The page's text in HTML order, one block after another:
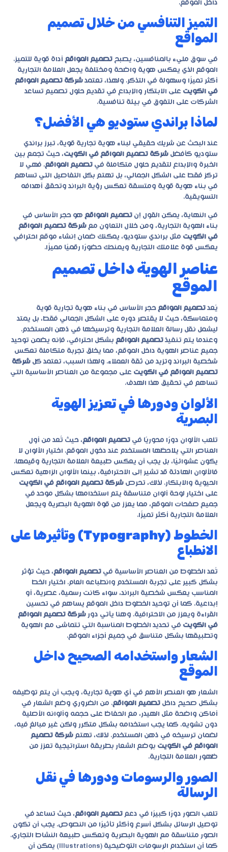
داخل الموقع.
التميز التنافسي من خلال تصميم
المواقع
في سوق مليء بالمنافسين، يصبح تصميم المواقع أداة قوية للتميز.
الموقع الذي يعكس هوية واضحة ومختلفة يجعل العلامة التجارية
أكثر تميزًا وسهولة في التذكر. ولهذا، تعتمد شركة تصميم المواقع
في الكويت على الابتكار والإبداع في تقديم حلول تصميم تساعد
الشركات على التفوق في بيئة تنافسية.
لماذا براندي ستوديو هي الأفضل؟
عند البحث عن شريك حقيقي لبناء هوية تجارية قوية، تبرز براندي
ستوديو كأفضل شركة تصميم المواقع في الكويت، حيث تجمع بين
الخبرة والإبداع لتقديم حلول متكاملة في تصميم المواقع. فهي لا
تركز فقط على الشكل الجمالي، بل تهتم بكل التفاصيل التي تساهم
في بناء هوية قوية ومتسقة تعكس رؤية البراند وتحقق أهدافه
التسويقية.
في النهاية، يمكن القول إن تصميم المواقع هو حجر الأساس في
بناء الهوية التجارية، ومن خلال التعاون مع شركة تصميم المواقع
في الكويت مثل براندي ستوديو، يمكنك ضمان إنشاء موقع احترافي
يعكس قوة علامتك التجارية ويمنحك حضورًا رقميًا مميزًا.
عناصر الهوية داخل تصميم
الموقع
يُعد تصميم المواقع حجر الأساس في بناء هوية تجارية قوية
ومتماسكة، حيث لا يقتصر دوره على الشكل الجمالي فقط، بل يمتد
ليشمل نقل رسالة العلامة التجارية وترسيخها في ذهن المستخدم.
وعندما يتم تنفيذ تصميم المواقع بشكل احترافي، فإنه يضمن توحيد
جميع عناصر الهوية داخل الموقع، مما يخلق تجربة متكاملة تعكس
شخصية البراند وتزيد من ثقة العملاء. ولهذا السبب، تعتمد كل شركة
تصميم المواقع في الكويت على مجموعة من العناصر الأساسية التي
تساهم في تحقيق هذا الهدف.
الألوان ودورها في تعزيز الهوية
البصرية
تلعب الألوان دورًا محوريًا في تصميم المواقع، حيث تُعد من أول
العناصر التي يلاحظها المستخدم عند دخول الموقع. اختيار الألوان لا
يكون عشوائيًا، بل يجب أن يعكس طبيعة العلامة التجارية وقيمها.
فالألوان الهادئة قد تشير إلى الاحترافية، بينما الألوان الزاهية تعكس
الحيوية والابتكار. لذلك، تحرص شركة تصميم المواقع في الكويت
على اختيار لوحة ألوان متناسقة يتم استخدامها بشكل موحد في
جميع صفحات الموقع، مما يعزز من قوة الهوية البصرية ويجعل
العلامة التجارية أكثر تميزًا.
الخطوط (Typography) وتأثيرها على
الانطباع
تُعد الخطوط من العناصر الأساسية في تصميم المواقع، حيث تؤثر
بشكل كبير على تجربة المستخدم وانطباعه العام. اختيار الخط
المناسب يعكس شخصية البراند، سواء كانت رسمية، عصرية، أو
إبداعية. كما أن توحيد الخطوط داخل الموقع يساهم في تحسين
القراءة ويعزز من الاحترافية. وهنا يأتي دور شركة تصميم المواقع
في الكويت في تحديد الخطوط المناسبة التي تتماشى مع الهوية
وتطبيقها بشكل متناسق في جميع أجزاء الموقع.
الشعار واستخدامه الصحيح داخل
الموقع
الشعار هو العنصر الأهم في أي هوية تجارية، ويجب أن يتم توظيفه
بشكل صحيح داخل تصميم المواقع. من الضروري وضع الشعار في
أماكن واضحة مثل الهيدر، مع الحفاظ على حجمه وألوانه الأصلية
دون تشويه. كما يجب استخدامه بشكل متكرر ولكن غير مبالغ فيه،
لضمان ترسيخه في ذهن المستخدم. لذلك، تهتم شركة تصميم
المواقع في الكويت بوضع الشعار بطريقة استراتيجية تعزز من
ظهور العلامة التجارية.
الصور والرسومات ودورها في نقل
الرسالة
تلعب الصور دورًا كبيرًا في دعم تصميم المواقع، حيث تساعد في
توصيل الرسائل بشكل أسرع وأكثر تأثيرًا من النصوص. يجب أن تكون
الصور متناسقة مع الهوية البصرية وتعكس طبيعة النشاط التجاري.
كما أن استخدام الرسومات التوضيحية (Illustrations) يمكن أن